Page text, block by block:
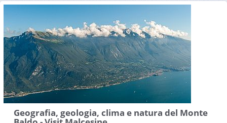
Geografia, geologia, clima e natura del Monte